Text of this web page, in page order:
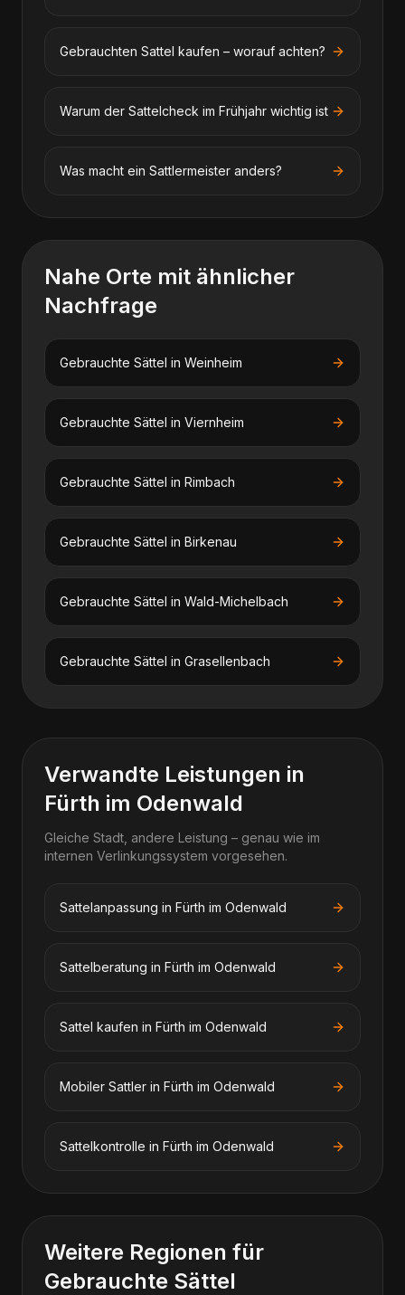
Gebrauchten Sattel kaufen – worauf achten?
Warum der Sattelcheck im Frühjahr wichtig ist
Was macht ein Sattlermeister anders?
Nahe Orte mit ähnlicher
Nachfrage
Gebrauchte Sättel in Weinheim
Gebrauchte Sättel in Viernheim
Gebrauchte Sättel in Rimbach
Gebrauchte Sättel in Birkenau
Gebrauchte Sättel in Wald-Michelbach
Gebrauchte Sättel in Grasellenbach
Verwandte Leistungen in
Fürth im Odenwald
Gleiche Stadt, andere Leistung – genau wie im
internen Verlinkungssystem vorgesehen.
Sattelanpassung in Fürth im Odenwald
Sattelberatung in Fürth im Odenwald
Sattel kaufen in Fürth im Odenwald
Mobiler Sattler in Fürth im Odenwald
Sattelkontrolle in Fürth im Odenwald
Weitere Regionen für
Gebrauchte Sättel